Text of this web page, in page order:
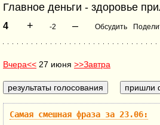
Главное деньги - здоровье
4 + -2 – Обсудить
Вчера<< 27 июня >>Завтра
Самая смешная фраза за 23.06: